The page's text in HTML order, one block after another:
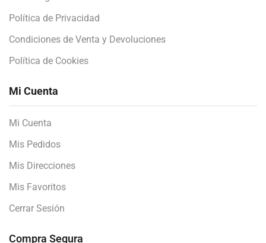
Política de Privacidad
Condiciones de Venta y Devoluciones
Política de Cookies
Mi Cuenta
Mi Cuenta
Mis Pedidos
Mis Direcciones
Mis Favoritos
Cerrar Sesión
Compra Segura